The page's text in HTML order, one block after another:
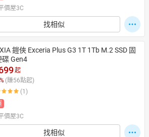
價屋3C
找相似
鎧俠 Exceria Plus G3 1T 1Tb M.2 SSD 固
碟 Gen4
起
% (賺56點起)
(1)
價屋3C
找相似